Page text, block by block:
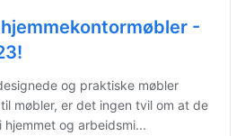
-
og praktiske møbler
møbler, er det ingen tvil om at de
hjemmet og arbeidsmi...